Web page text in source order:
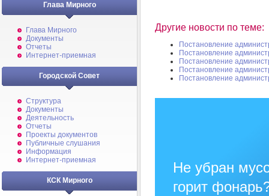
Глава Мирного
Глава Мирного
Документы
Отчеты
Интернет-приемная
Городской Совет
Структура
Документы
Деятельность
Отчеты
Проекты документов
Публичные слушания
Информация
Интернет-приемная
КСК Мирного
Другие новости по теме:
Постановление
Постановление
Постановление
Постановление
Постановление
Не убран
горит